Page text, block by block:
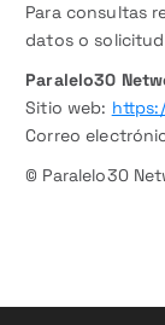
Para consultas
datos o
Paralelo30
Sitio web:
Correo
© Paralelo30